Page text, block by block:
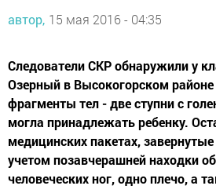
автор, 15 мая 2016 - 04:35
Следователи СКР обнаружили у
Озерный в Высокогорском
фрагменты тел - две ступни с
могла принадлежать ребенку.
медицинских пакетах,
учетом позавчерашней находки
человеческих ног, одно плечо, а